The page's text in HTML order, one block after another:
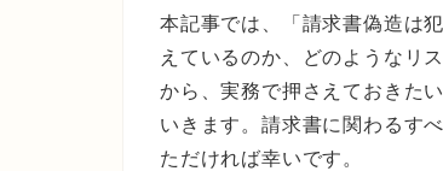
本記事では、「請求書偽造は
えているのか、どのようなリ
から、実務で押さえておきた
いきます。請求書に関わるす
ただければ幸いです。